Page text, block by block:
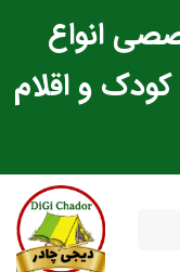
انواع
و اقلام